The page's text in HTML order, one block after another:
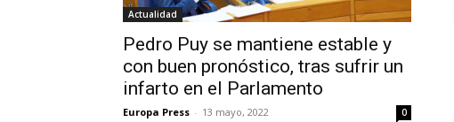
Actualidad
Pedro Puy se mantiene estable y
con buen pronóstico, tras sufrir un
infarto en el Parlamento
Europa Press - 13 mayo, 2022 0